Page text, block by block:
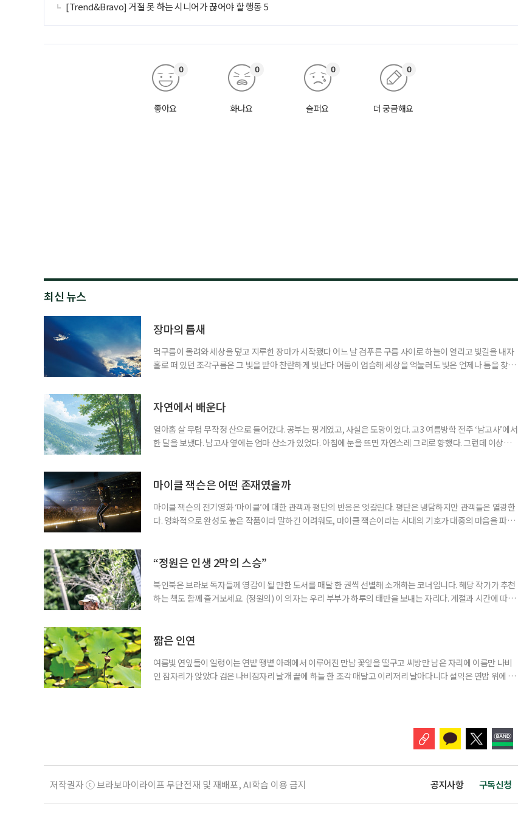
[Trend&Bravo] 거절 못 하는 시니어가 끊어야 할 행동 5
좋아요
0
화나요
0
슬퍼요
0
더 궁금해요
0
최신 뉴스
장마의 틈새
먹구름이 몰려와 세상을 덮고 지루한 장마가 시작됐다 어느 날 검푸른 구름 사이로 하늘이 열리고 빛길을 내자
홀로 떠 있던 조각구름은 그 빛을 받아 찬란하게 빛난다 어둠이 엄습해 세상을 억눌러도 빛은 언제나 틈을 찾아
자연에서 배운다
열아홉 살 무렵 무작정 산으로 들어갔다. 공부는 핑계였고, 사실은 도망이었다. 고3 여름방학 전주 ‘남고사’에서
한 달을 보냈다. 남고사 옆에는 엄마 산소가 있었다. 아침에 눈을 뜨면 자연스레 그리로 향했다. 그런데 이상하
람의 눈길이 없는 곳에서 비로소 나는 나를 제대로 들여다볼 수 있었다. 산에서 보낸 한 달
마이클 잭슨은 어떤 존재였을까
마이클 잭슨의 전기영화 ‘마이클’에 대한 관객과 평단의 반응은 엇갈린다. 평단은 냉담하지만 관객들은 열광한
다. 영화적으로 완성도 높은 작품이라 말하긴 어려워도, 마이클 잭슨이라는 시대의 기호가 대중의 마음을 파고
만 봐도 기대되는 작품이다. ‘보헤미안 랩소디’는 2018년 개봉 당시 무려 990만 관객을 동원했다. 싱어
“정원은 인생 2막의 스승”
북인북은 브라보 독자들께 영감이 될 만한 도서를 매달 한 권씩 선별해 소개하는 코너입니다. 해당 작가가 추천
하는 책도 함께 즐겨보세요. (정원의) 이 의자는 우리 부부가 하루의 태반을 보내는 자리다. 계절과 시간에 따라
리스가 화려한 얼굴을 내밀면 그 앞으로 자리를 옮긴다. -‘꽃을 보다, 마음을 듣다’, 14~16p 은퇴
짧은 인연
여름빛 연잎들이 일렁이는 연밭 땡볕 아래에서 이루어진 만남 꽃잎을 떨구고 씨방만 남은 자리에 이름만 나비
인 잠자리가 앉았다 검은 나비잠자리 날개 끝에 하늘 한 조각 매달고 이리저리 날아다니다 설익은 연밥 위에 앉
저작권자 ⓒ 브라보마이라이프 무단전재 및 재배포, AI학습 이용 금지 공지사항 구독신청